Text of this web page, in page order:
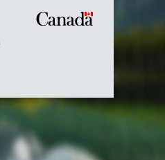
Symbole
du